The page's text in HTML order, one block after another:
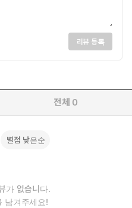
리뷰 등록
전체 0
별점 낮은순
가 없습니다.
남겨주세요!